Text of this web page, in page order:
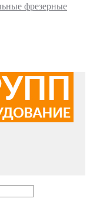
фрезерные